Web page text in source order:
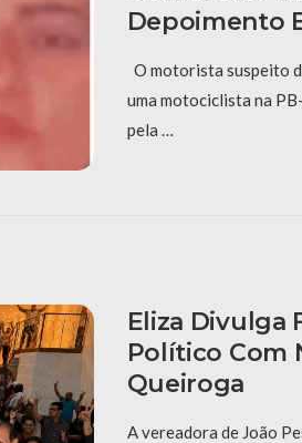
Depoimento
O motorista suspeito
uma motociclista na
pela …
Eliza Divulga
Político Com
Queiroga
A vereadora de João